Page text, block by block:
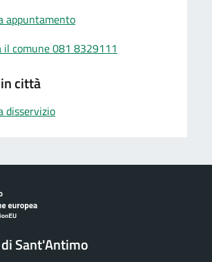
appuntamento
il comune 081 8329111
città
disservizio
Sant'Antimo